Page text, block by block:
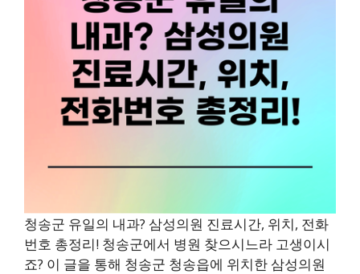
청송군 유일의 내과? 삼성의원 진료시간, 위치, 전화
번호 총정리! 청송군에서 병원 찾으시느라 고생이시
죠? 이 글을 통해 청송군 청송읍에 위치한 삼성의원